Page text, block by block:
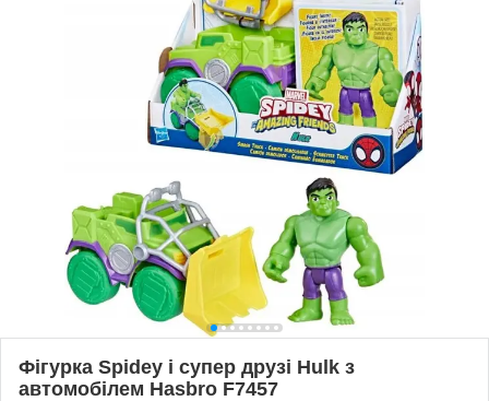
Фігурка Spidey і супер друзі Hulk з
автомобілем Hasbro F7457